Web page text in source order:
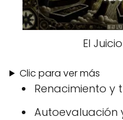
El
Clic para ver más
Renacimiento y
Autoevaluación